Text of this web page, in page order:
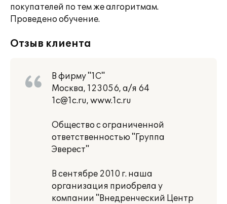
покупателей по тем же алгоритмам.
Проведено обучение.
Отзыв клиента
В фирму "1С"
Москва, 123056, а/я 64
1c@1c.ru, www.1c.ru
Общество с ограниченной
ответственностью "Группа
Эверест"
В сентябре 2010 г. наша
организация приобрела у
компании "Внедренческий Центр